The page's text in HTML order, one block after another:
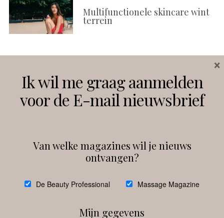
Multifunctionele skincare wint
terrein
Instagram Facebook
debeautyprofessional
Ik wil me graag aanmelden
voor de E-mail nieuwsbrief
Van welke magazines wil je nieuws
ontvangen?
De Beauty Professional Massage Magazine
Mijn gegevens
×